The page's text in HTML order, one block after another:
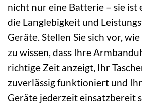
nicht nur eine Batterie – sie ist
die Langlebigkeit und
Geräte. Stellen Sie sich vor,
zu wissen, dass Ihre
richtige Zeit anzeigt, Ihr
zuverlässig funktioniert und
Geräte jederzeit einsatzbereit